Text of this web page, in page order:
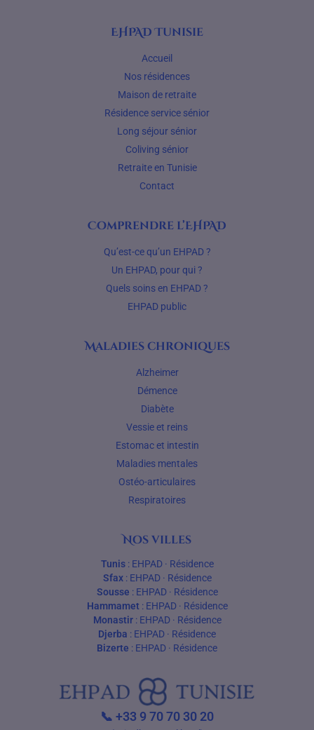
EHPAD Tunisie
Accueil
Nos résidences
Maison de retraite
Résidence service sénior
Long séjour sénior
Coliving sénior
Retraite en Tunisie
Contact
Comprendre l’EHPAD
Qu’est-ce qu’un EHPAD ?
Un EHPAD, pour qui ?
Quels soins en EHPAD ?
EHPAD public
Maladies chroniques
Alzheimer
Démence
Diabète
Vessie et reins
Estomac et intestin
Maladies mentales
Ostéo-articulaires
Respiratoires
Nos villes
Tunis: EHPAD· Résidence
Sfax: EHPAD· Résidence
Sousse : EHPAD· Résidence
Hammamet: EHPAD· Résidence
Monastir: EHPAD· Résidence
Djerba : EHPAD · Résidence
Bizerte : EHPAD · Résidence
📞 +33 9 70 70 30 20